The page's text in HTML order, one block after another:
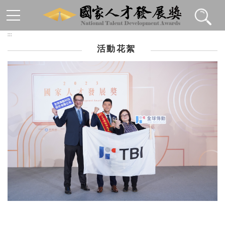
:::
活動花絮